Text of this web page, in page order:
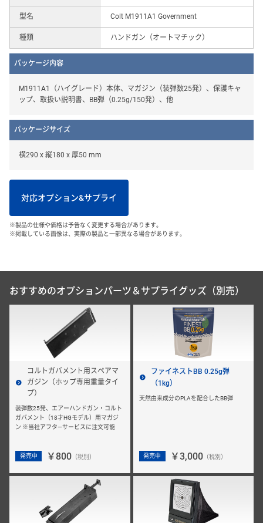
型名 Colt M1911A1 Government
種類 ハンドガン（オートマチック）
パッケージ内容
M1911A1（ハイグレード）本体、マガジン（装弾数25発）、保護キャ
ップ、取扱い説明書、BB弾（0.25g/150発）、他
パッケージサイズ
横290 x 縦180 x 厚50 mm
対応オプション&サプライ
※製品の仕様や価格は予告なく変更する場合があります。
※掲載している画像は、実際の製品と一部異なる場合があります。
おすすめのオプションパーツ＆サプライグッズ（別売）
コルトガバメント用スペアマ
ガジン（ホップ専用重量タイ
プ）
装弾数25発、エアーハンドガン・コルト
ガバメント（18才HGモデル）用マガジ
ン ※当社アフタ―サービスに注文可能
発売中 ￥800 （税別）
ファイネストBB 0.25g弾
（1kg）
天然由来成分のPLAを配合したBB弾
発売中 ￥3,000（税別）